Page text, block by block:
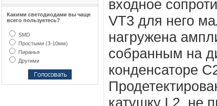
Какими светодиодами вы чаще
всего пользуетесь?
SMD
Простыми (3-10мм)
Пиранья
Другими
входное
VT3 для него
нагружена
собранным на
конденсаторе
катушку L2, не